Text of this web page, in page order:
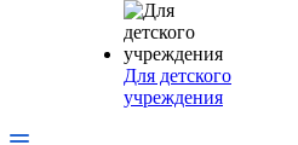
Для детского
учреждения